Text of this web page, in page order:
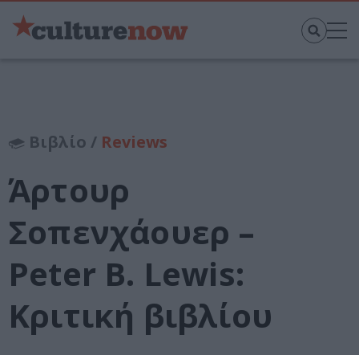
Βιβλίο / Reviews
Άρτουρ
Σοπενχάουερ –
Peter B. Lewis:
Κριτική βιβλίου